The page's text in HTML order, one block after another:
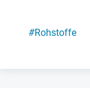
#Rohstoffe